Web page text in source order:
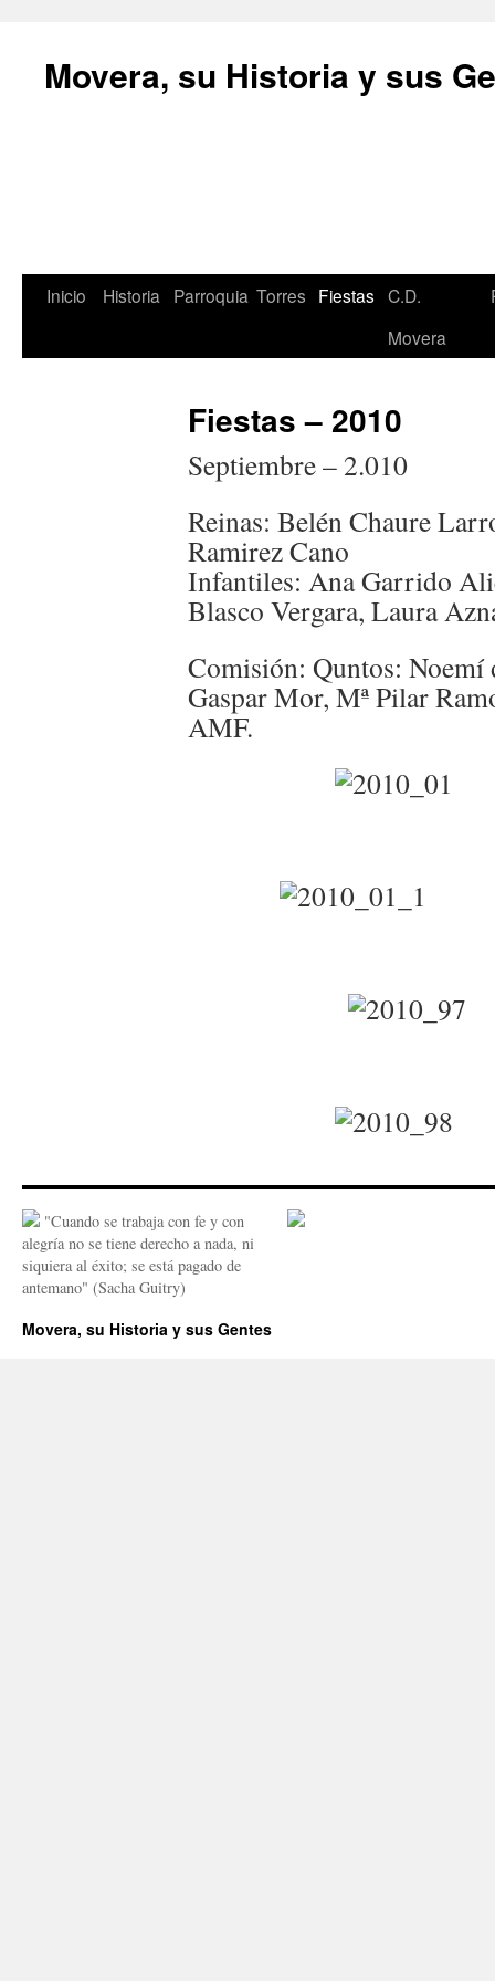
Movera, su Historia y sus
Inicio Historia Parroquia Torres Fiestas C.D.
Movera
Fiestas – 2010
Septiembre – 2.010
Reinas: Belén Chaure
Ramirez Cano
Infantiles: Ana Garrido
Blasco Vergara, Laura
Comisión: Quntos: Noemí
Gaspar Mor, Mª Pilar
AMF.
"Cuando se trabaja con fe y con
alegría no se tiene derecho a nada, ni
siquiera al éxito; se está pagado de
antemano" (Sacha Guitry)
Movera, su Historia y sus Gentes